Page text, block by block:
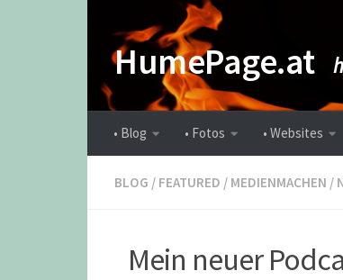
Zum Inhalt springen
HumePage.at
• Blog • Fotos • Websites
BLOG / FEATURED / MEDIENMACHEN /
Mein neuer